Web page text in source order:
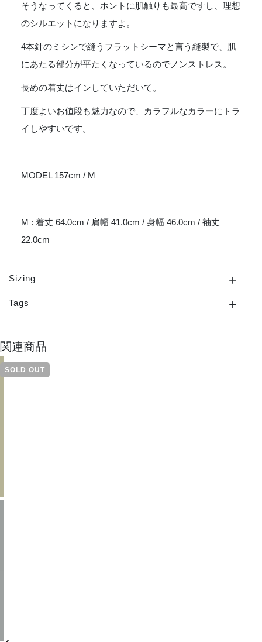
そうなってくると、ホントに肌触りも最高ですし、理想
のシルエットになりますよ。
4本針のミシンで縫うフラットシーマと言う縫製で、肌
にあたる部分が平たくなっているのでノンストレス。
長めの着丈はインしていただいて。
丁度よいお値段も魅力なので、カラフルなカラーにトラ
イしやすいです。
MODEL 157cm / M
M : 着丈 64.0cm / 肩幅 41.0cm / 身幅 46.0cm / 袖丈
22.0cm
Sizing
Tags
関連商品
SOLD OUT